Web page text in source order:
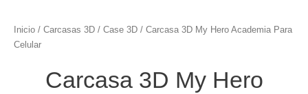
Inicio / Carcasas 3D / Case 3D / Carcasa 3D My Hero Academia Para
Celular
Carcasa 3D My Hero